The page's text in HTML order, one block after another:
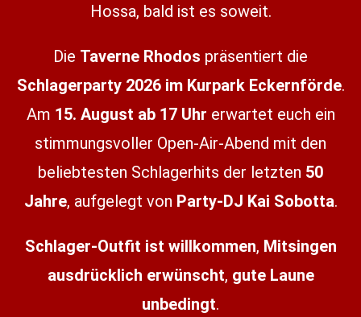
Hossa, bald ist es soweit.
Die Taverne Rhodos präsentiert die
Schlagerparty 2026 im Kurpark Eckernförde.
Am 15. August ab 17 Uhr erwartet euch ein
stimmungsvoller Open-Air-Abend mit den
beliebtesten Schlagerhits der letzten 50
Jahre, aufgelegt von Party-DJ Kai Sobotta.
Schlager-Outfit ist willkommen, Mitsingen
ausdrücklich erwünscht, gute Laune
unbedingt.